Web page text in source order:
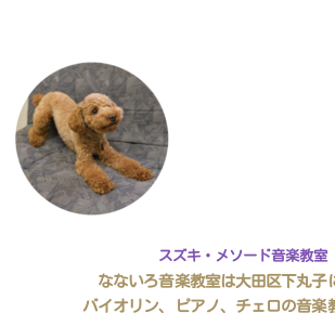
スズキ・メソード音楽教室
なないろ音楽教室は大田区下丸子
バイオリン、ピアノ、チェロの音楽